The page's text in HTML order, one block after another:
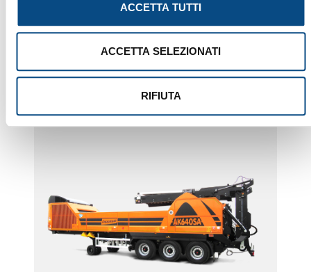
ACCETTA TUTTI
ACCETTA SELEZIONATI
RIFIUTA
AK 640 K CRAWLER